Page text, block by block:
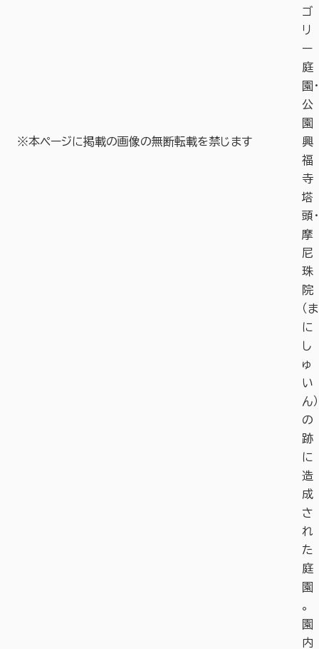
ゴ
リ
ー
庭
園・
公
園
※本ページに掲載の画像の無断転載を禁じます
興
福
寺
塔
頭・
摩
尼
珠
院
（ま
に
し
ゅ
い
ん）
の
跡
に
造
成
さ
れ
た
庭
園
。
園
内